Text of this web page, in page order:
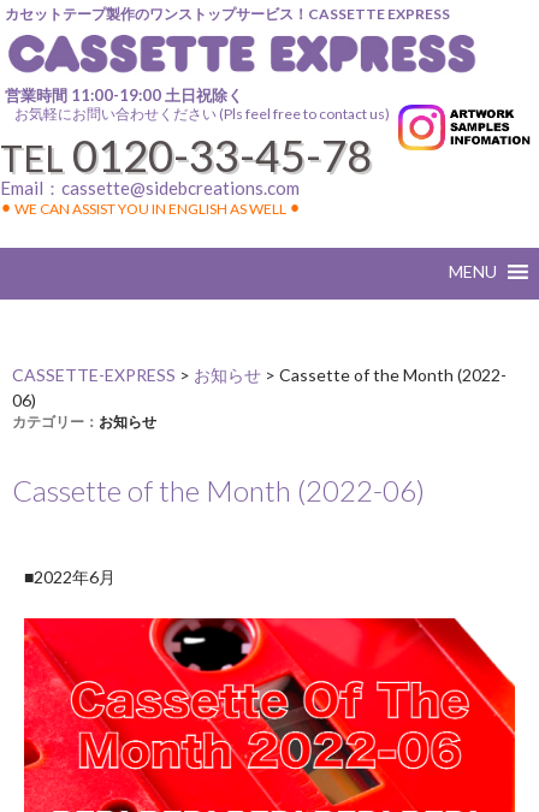
カセットテープ製作のワンストップサービス！CASSETTE EXPRESS
営業時間 11:00-19:00 土日祝除く
お気軽にお問い合わせください (Pls feel free to contact us)
TEL 0120-33-45-78
Email： cassette@sidebcreations.com
⚫︎ WE CAN ASSIST YOU IN ENGLISH AS WELL ⚫︎
CASSETTE-EXPRESS > お知らせ > Cassette of the Month (2022-
06)
カテゴリー： お知らせ
Cassette of the Month (2022-06)
■2022年6月